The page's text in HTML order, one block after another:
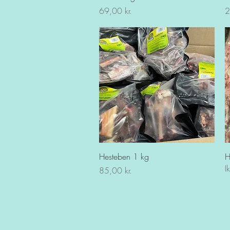
Pris
69,00 kr.
Hurtigvisning
Hesteben 1 kg
Pris
85,00 kr.